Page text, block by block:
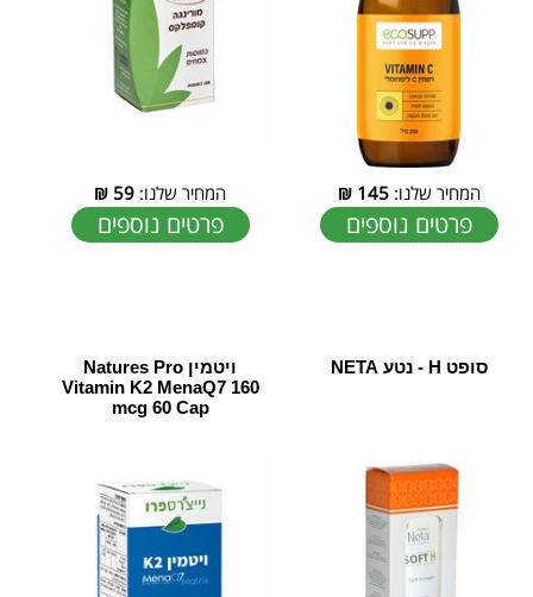
המחיר שלנו:145
₪
פרטים נוספים
המחיר שלנו: 59
₪
פרטים נוספים
סופט H - נטע NETA
ויטמין Natures Pro
Vitamin K2 MenaQ7 160
mcg 60 Cap